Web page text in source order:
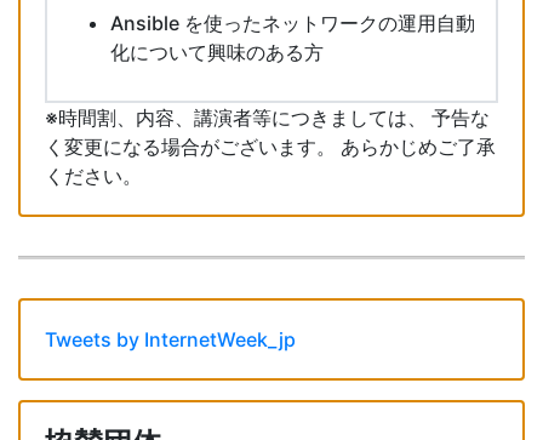
Ansible を使ったネットワークの運用自動
化について興味のある方
※時間割、内容、講演者等につきましては、 予告な
く変更になる場合がございます。 あらかじめご了承
ください。
Tweets by InternetWeek_jp